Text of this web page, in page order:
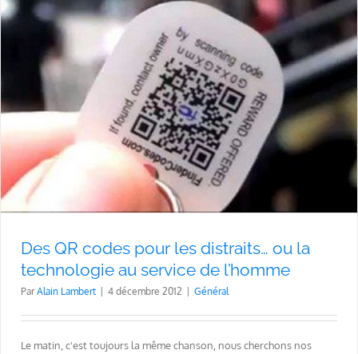
Des QR codes pour les distraits… ou la
technologie au service de l’homme
ParAlain Lambert 4 décembre 2012 Général
Le matin, c'est toujours la même chanson, nous cherchons nos